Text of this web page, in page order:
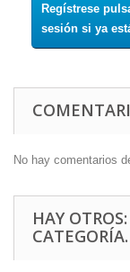
Regístrese
sesión si ya
No hay comentarios
HAY
CATEGORÍA.